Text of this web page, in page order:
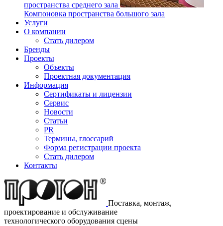
пространства среднего зала
Компоновка пространства большого зала
Услуги
О компании
Стать дилером
Бренды
Проекты
Объекты
Проектная документация
Информация
Сертификаты и лицензии
Сервис
Новости
Статьи
PR
Термины, глоссарий
Форма регистрации проекта
Стать дилером
Контакты
Поставка, монтаж,
проектирование и обслуживание
технологического оборудования сцены